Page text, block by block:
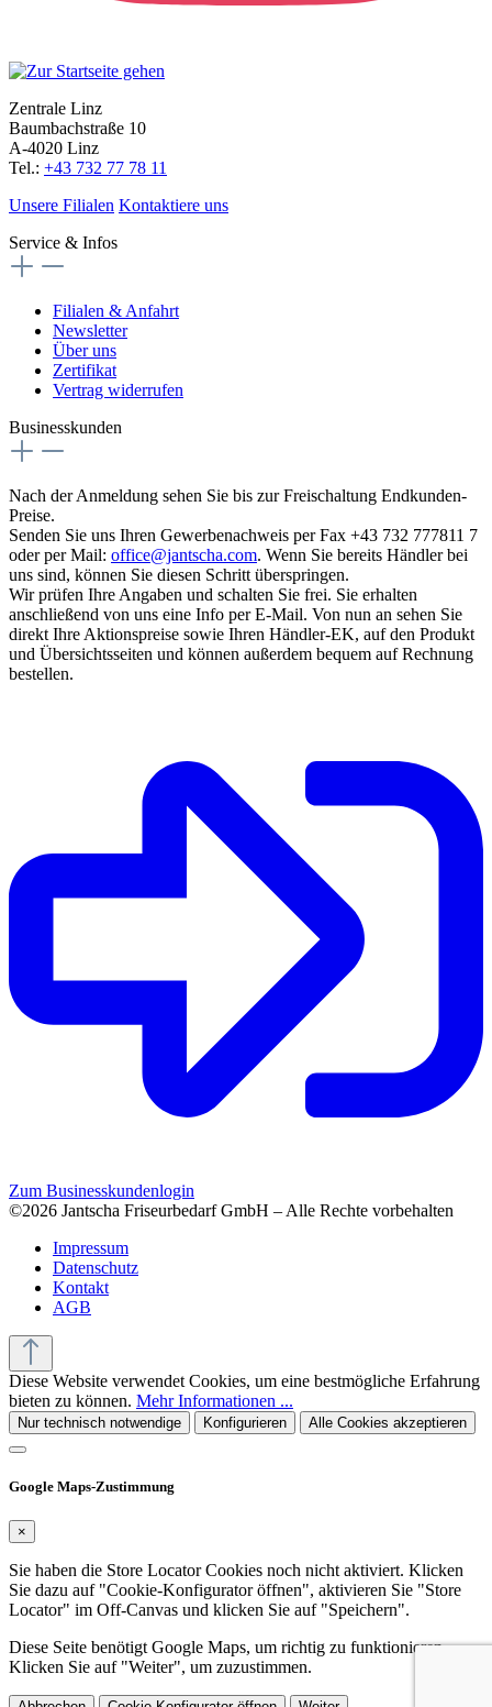
Zentrale Linz
Baumbachstraße 10
A-4020 Linz
Tel.: +43 732 77 78 11
Unsere Filialen Kontaktiere uns
Service & Infos
Filialen & Anfahrt
Newsletter
Über uns
Zertifikat
Vertrag widerrufen
Businesskunden
Nach der Anmeldung sehen Sie bis zur Freischaltung Endkunden-
Preise.
Senden Sie uns Ihren Gewerbenachweis per Fax +43 732 777811 7
oder per Mail: office@jantscha.com. Wenn Sie bereits Händler bei
uns sind, können Sie diesen Schritt überspringen.
Wir prüfen Ihre Angaben und schalten Sie frei. Sie erhalten
anschließend von uns eine Info per E-Mail. Von nun an sehen Sie
direkt Ihre Aktionspreise sowie Ihren Händler-EK, auf den Produkt
und Übersichtsseiten und können außerdem bequem auf Rechnung
bestellen.
Zum Businesskundenlogin
©2026 Jantscha Friseurbedarf GmbH – Alle Rechte vorbehalten
Impressum
Datenschutz
Kontakt
AGB
Diese Website verwendet Cookies, um eine bestmögliche Erfahrung
bieten zu können. Mehr Informationen ...
Nur technisch notwendige Konfigurieren Alle Cookies akzeptieren
Google Maps-Zustimmung
×
Sie haben die Store Locator Cookies noch nicht aktiviert. Klicken
Sie dazu auf "Cookie-Konfigurator öffnen", aktivieren Sie "Store
Locator" im Off-Canvas und klicken Sie auf "Speichern".
Diese Seite benötigt Google Maps, um richtig zu funktionieren.
Klicken Sie auf "Weiter", um zuzustimmen.